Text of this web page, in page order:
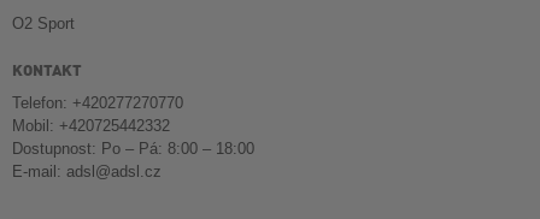
O2 Sport
KONTAKT
Telefon: +420277270770
Mobil: +420725442332
Dostupnost: Po – Pá: 8:00 – 18:00
E-mail: adsl@adsl.cz